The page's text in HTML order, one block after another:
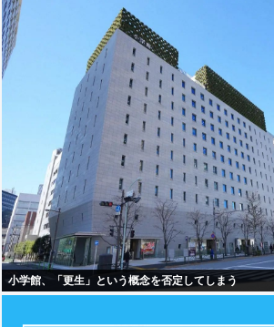
小学館、「更生」という概念を否定してしまう